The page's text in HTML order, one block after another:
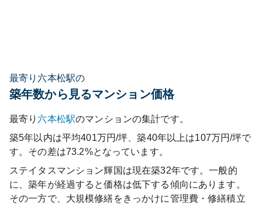
最寄り六本松駅の
築年数から見るマンション価格
最寄り 六本松駅のマンションの集計です。
築5年以内は平均401万円/坪、築40年以上は107万円/坪で
す。その差は73.2%となっています。
ステイタスマンション輝国 は現在築32年です。一般的
に、築年が経過すると価格は低下する傾向にあります。
その一方で、大規模修繕をきっかけに管理費・修繕積立